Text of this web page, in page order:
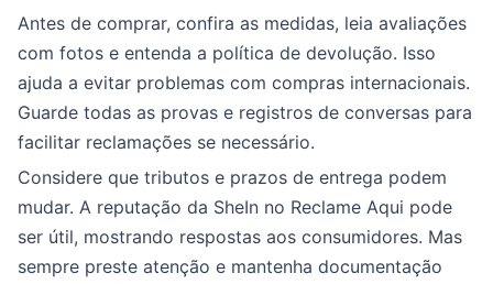
Antes de comprar, confira as medidas, leia avaliações
com fotos e entenda a política de devolução. Isso
ajuda a evitar problemas com compras internacionais.
Guarde todas as provas e registros de conversas para
facilitar reclamações se necessário.
Considere que tributos e prazos de entrega podem
mudar. A reputação da SheIn no Reclame Aqui pode
ser útil, mostrando respostas aos consumidores. Mas
sempre preste atenção e mantenha documentação